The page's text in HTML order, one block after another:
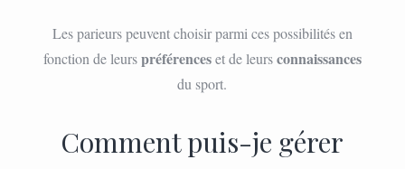
Les parieurs peuvent choisir parmi ces possibilités en
fonction de leurspréférenceset de leursconnaissances
du sport.
Comment puis-je gérer